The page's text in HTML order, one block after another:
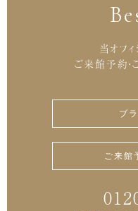
当オフ
ご来館予約・
ブ
ご来館